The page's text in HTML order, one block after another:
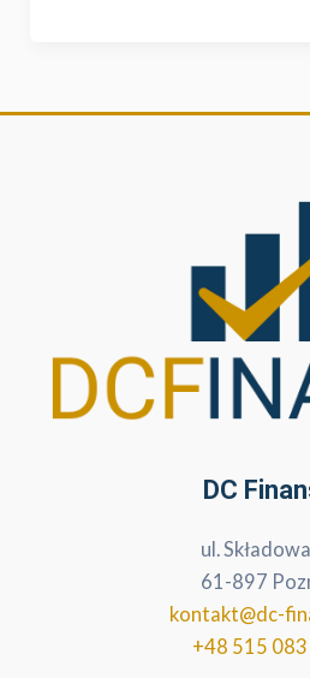
DC
ul.
61-897
kontakt@dc-
+48 515